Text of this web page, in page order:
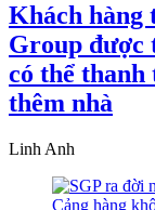
Khách hàng
Group được
có thể
thêm nhà
Linh Anh